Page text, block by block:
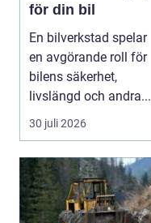
för din bil
En bilverkstad spelar
en avgörande roll för
bilens säkerhet,
livslängd och andra...
30 juli 2026